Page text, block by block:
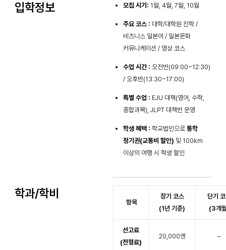
입학정보 모집 시기: 1월, 4월, 7월, 10월
주요 코스 : 대학/대학원 진학 /
비즈니스 일본어 / 일본문화
커뮤니케이션 / 영상 코스
수업 시간 : 오전반(09:00~12:30)
/ 오후반(13:30~17:00)
특별 수업 : EJU 대책(영어, 수학,
종합과목), JLPT 대책반 운영
학생 혜택 : 학교법인으로 통학
정기권(교통비 할인) 및 100km
이상의 여행 시 학생 할인
학과/학비
항목
장기 코스
(1년 기준)
단기
(3개
선고료
(전형료)
20,000엔 –